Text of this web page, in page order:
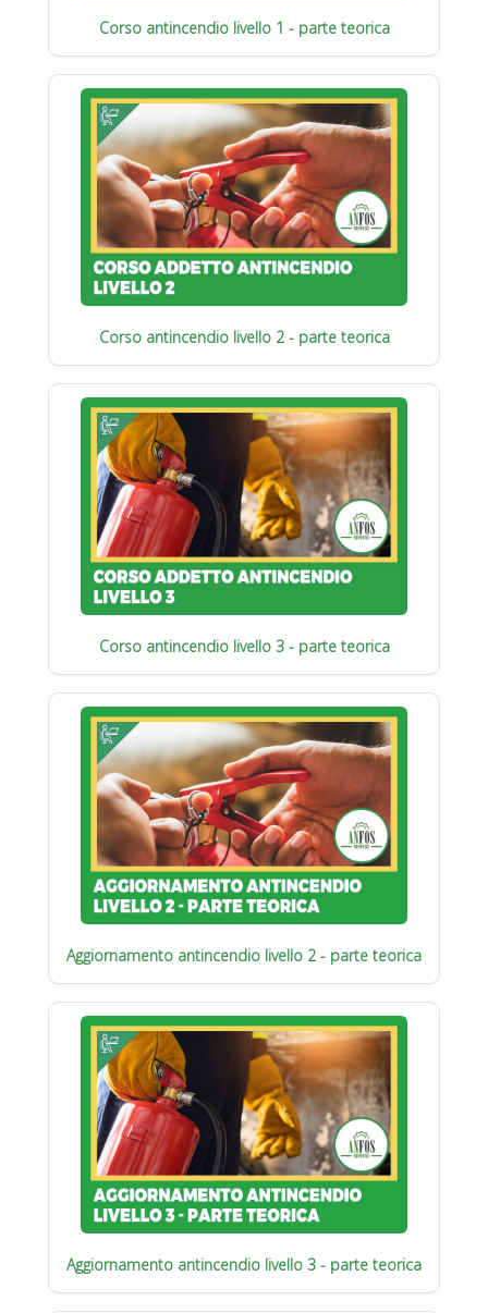
Corso antincendio livello 1 - parte teorica
Corso antincendio livello 2 - parte teorica
Corso antincendio livello 3 - parte teorica
Aggiornamento antincendio livello 2 - parte teorica
Aggiornamento antincendio livello 3 - parte teorica